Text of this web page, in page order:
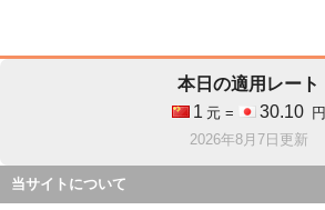
本日の適用レート
1 元 = 30.10
円
2026年8月7日更新
当サイトについて